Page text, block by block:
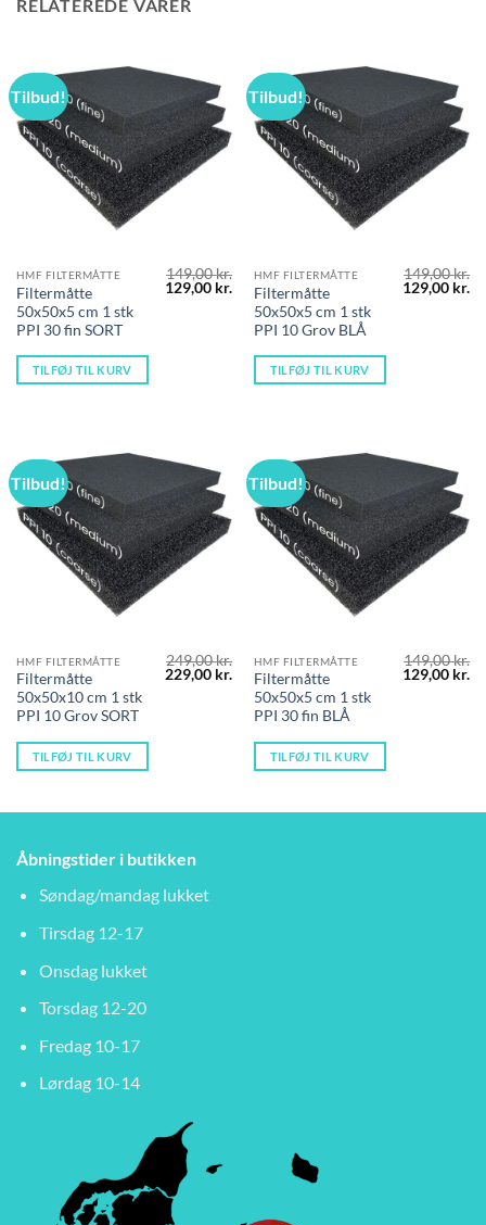
RELATEREDE VARER
Tilbud!
HMF FILTERMÅTTE
Filtermåtte
50x50x5 cm 1 stk
PPI 30 fin SORT
149,00kr.
Den
oprindelige
129,00 kr. Den
aktuelle
pris
TILFØJ TIL KURV
Tilbud!
HMF FILTERMÅTTE
Filtermåtte
50x50x5 cm 1 stk
PPI 10 Grov BLÅ
149,00kr.
Den
oprindelige
129,00 kr.
TILFØJ TIL KURV
Tilbud!
HMF FILTERMÅTTE
Filtermåtte
50x50x10 cm 1 stk
PPI 10 Grov SORT
249,00kr.
Den
oprindelige
229,00 kr. Den
aktuelle
pris
TILFØJ TIL KURV
Tilbud!
HMF FILTERMÅTTE
Filtermåtte
50x50x5 cm 1 stk
PPI 30 fin BLÅ
149,00kr.
Den
oprindelige
129,00 kr.
TILFØJ TIL KURV
Åbningstider i butikken
Søndag/mandag lukket
Tirsdag 12-17
Onsdag lukket
Torsdag 12-20
Fredag 10-17
Lørdag 10-14